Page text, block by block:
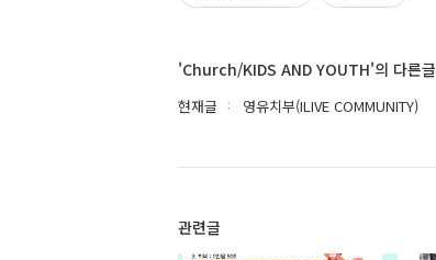
'Church/KIDS AND YOUTH'의 다른글
현재글 영유치부(ILIVE COMMUNITY)
관련글